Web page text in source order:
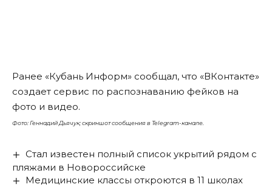
Ранее «Кубань Информ» сообщал, что «ВКонтакте»
создает сервис по распознаванию фейков на
фото и видео.
Фото: Геннадий Дьячук; скриншот сообщения в Telegram-канале.
Стал известен полный список укрытий рядом с
пляжами в Новороссийске
Медицинские классы откроются в 11 школах